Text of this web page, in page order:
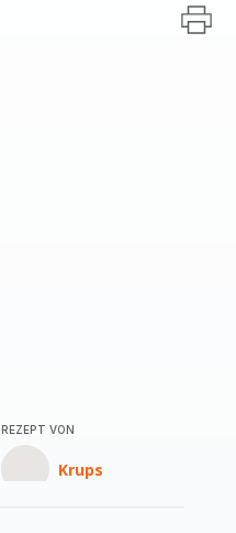
REZEPT VON
Krups